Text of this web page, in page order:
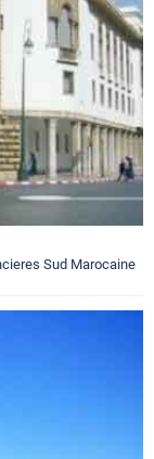
Sud Marocaine